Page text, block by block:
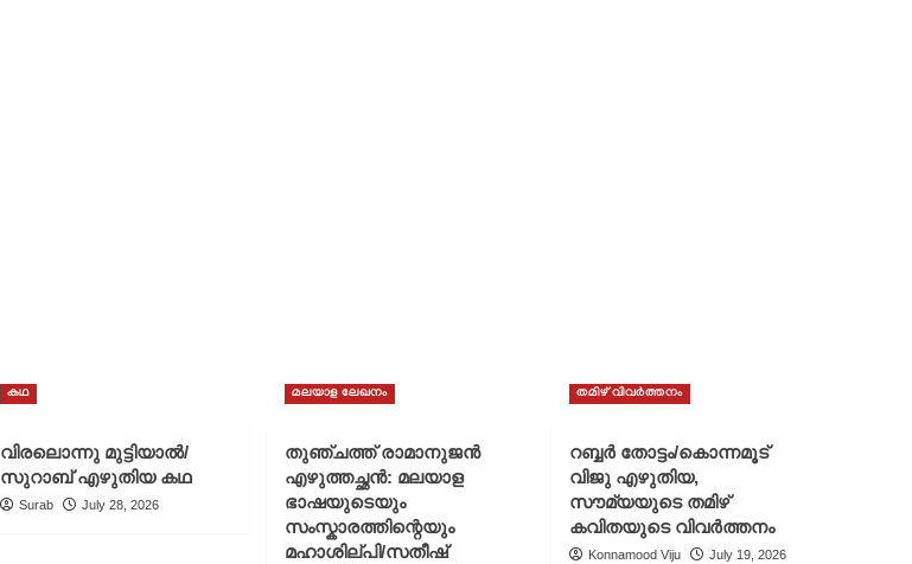
കഥ
വിരലൊന്നു മുട്ടിയാൽ/
സുറാബ് എഴുതിയ കഥ
Surab July 28, 2026
മലയാള ലേഖനം
തുഞ്ചത്ത് രാമാനുജൻ
എഴുത്തച്ഛൻ: മലയാള
ഭാഷയുടെയും
സംസ്കാരത്തിന്റെയും
മഹാശില്പി/സതീഷ്
തമിഴ് വിവർത്തനം
റബ്ബർ തോട്ടം/കൊന്നമൂട്
വിജു എഴുതിയ,
സൗമ്യയുടെ തമിഴ്
കവിതയുടെ വിവർത്തനം
Konnamood Viju July 19, 2026